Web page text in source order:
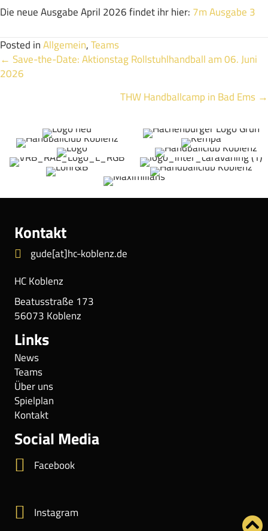
Die neue Ausgabe April 2026 findet ihr hier: 7m Ausgabe 3
Posted inAllgemein,Teams
Posts
← Save-the-Date: Aktionstag Rollstuhlhandball am 06. Juni
2026
THW Handballcamp in Bad Ems →
Kontakt
gude[at]hc-koblenz.de
HC Koblenz
Beatusstraße 173
56073 Koblenz
Links
News
Teams
Über uns
Spielplan
Kontakt
Social Media
Facebook
Instagram